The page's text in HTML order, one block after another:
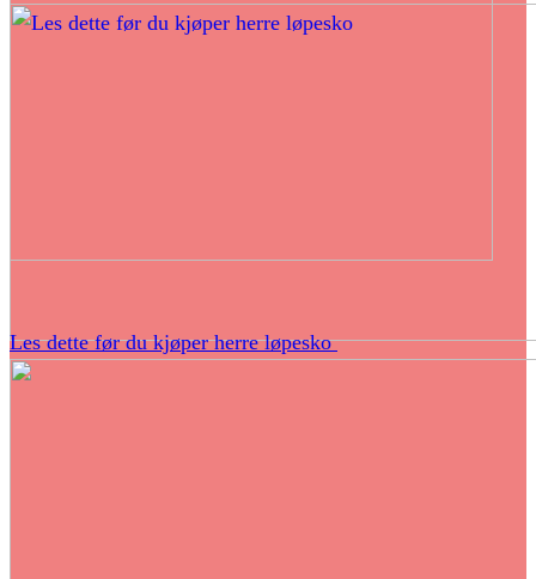
Les dette før du kjøper herre løpesko